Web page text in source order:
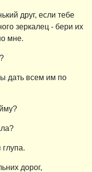
друг, если тебе
зеркалец - бери их
мне.
дать всем им по
глупа.
дорог,